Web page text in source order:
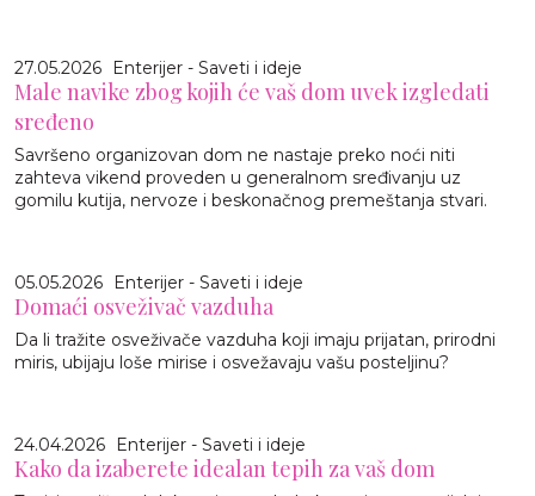
27.05.2026 Enterijer - Saveti i ideje
Male navike zbog kojih će vaš dom uvek izgledati
sređeno
Savršeno organizovan dom ne nastaje preko noći niti
zahteva vikend proveden u generalnom sređivanju uz
gomilu kutija, nervoze i beskonačnog premeštanja stvari.
05.05.2026 Enterijer - Saveti i ideje
Domaći osveživač vazduha
Da li tražite osveživače vazduha koji imaju prijatan, prirodni
miris, ubijaju loše mirise i osvežavaju vašu posteljinu?
24.04.2026 Enterijer - Saveti i ideje
Kako da izaberete idealan tepih za vaš dom